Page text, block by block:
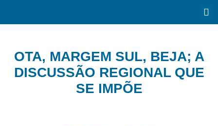
OTA, MARGEM SUL, BEJA; A
DISCUSSÃO REGIONAL QUE
SE IMPÕE